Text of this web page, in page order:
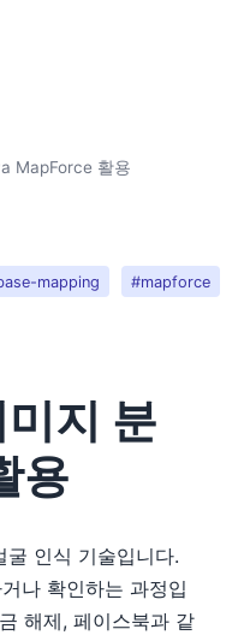
MapForce 활용
mapping #mapforce
지 분
용
인식 기술입니다.
나 확인하는 과정입
해제, 페이스북과 같